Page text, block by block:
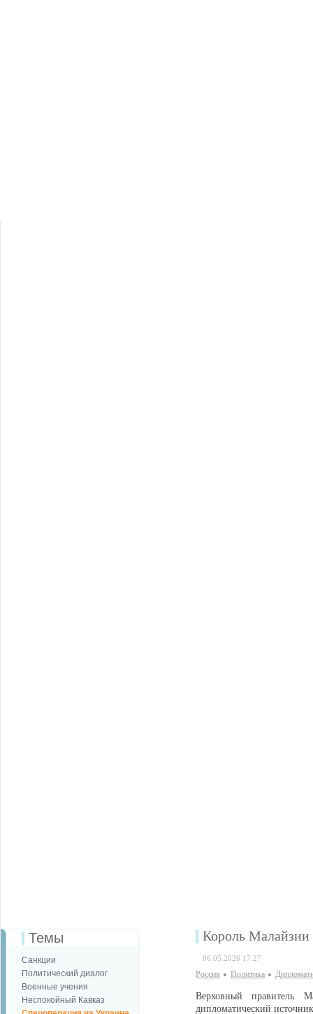
Темы
Санкции
Политический диалог
Военные учения
Неспокойный Кавказ
Король
06.05.2026 17:27
Россия Политика
Верховный правитель
дипломатический